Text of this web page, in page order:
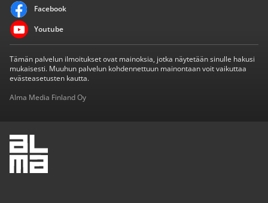
Facebook
Youtube
Tämän palvelun ilmoitukset ovat mainoksia, jotka näytetään sinulle hakusi
mukaisesti. Muuhun palvelun kohdennettuun mainontaan voit vaikuttaa
evästeasetusten kautta.
Alma Media Finland Oy